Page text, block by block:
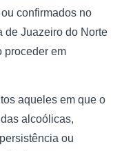
confirmados no
de Juazeiro do Norte
proceder em
aqueles em que o
alcoólicas,
ou